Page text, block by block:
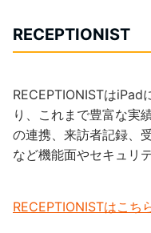
RECEPTIONIST
RECEPTIONISTはiPad
り、これまで豊富な実
の連携、来訪者記録、
など機能面やセキュリ
RECEPTIONISTはこち